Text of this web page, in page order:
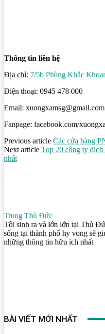
Thông tin liên hệ
Địa chỉ: 7/5b Phùng Khắc
Điện thoại: 0945 478 000
Email: xuongxamsg@gmail.com
Fanpage: facebook.com/
Previous article Các cửa hàng
Next article Top 20 công ty
nhất
Trung Thủ Đức
Tôi sinh ra và lớn lớn tại Thủ
sống tại thành phố hy vong sẽ
những thông tin hữu ích nhất
BÀI VIẾT MỚI NHẤT